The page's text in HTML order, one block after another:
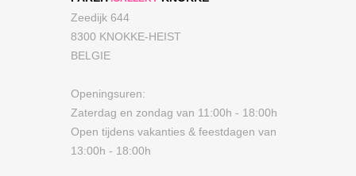
Zeedijk 644
8300 KNOKKE-HEIST
BELGIE
Openingsuren:
Zaterdag en zondag van 11:00h - 18:00h
Open tijdens vakanties & feestdagen van
13:00h - 18:00h